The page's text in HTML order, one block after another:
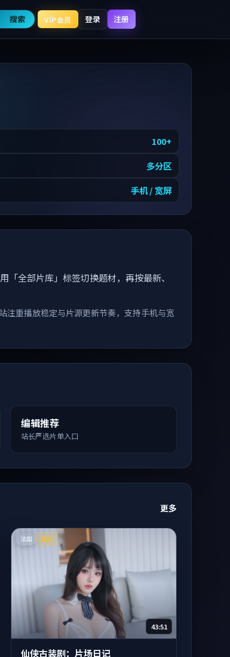
搜索 VIP会员 登录 注册
100+
多分区
手机 / 宽屏
全部片库」标签切换题材，再按最新、
注重播放稳定与片源更新节奏，支持手机与宽
编辑推荐
站长严选片单入口
更多
法国 高分
43:51
仙侠古装剧：片场日记